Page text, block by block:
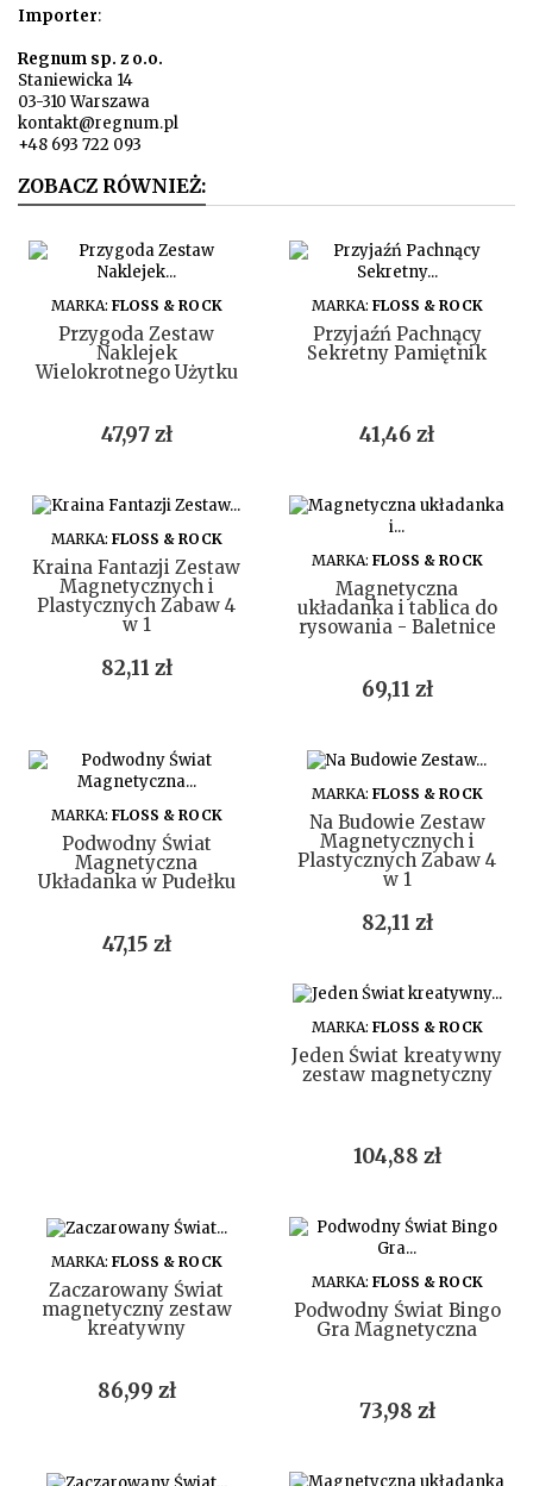
Importer:
Regnum sp. z o.o.
Staniewicka 14
03-310 Warszawa
kontakt@regnum.pl
+48 693 722 093
ZOBACZ RÓWNIEŻ:
DO KOSZYKA
MARKA: FLOSS & ROCK
Przygoda Zestaw
Naklejek
Wielokrotnego Użytku
Cena
47,97 zł
DO KOSZYKA
MARKA: FLOSS & ROCK
Przyjaźń Pachnący
Sekretny Pamiętnik
Cena
41,46 zł
DO KOSZYKA
MARKA: FLOSS & ROCK
Kraina Fantazji Zestaw
Magnetycznych i
Plastycznych Zabaw 4
w 1
Cena
82,11 zł
DO KOSZYKA
MARKA: FLOSS & ROCK
Magnetyczna
układanka i tablica do
rysowania - Baletnice
Cena
69,11 zł
DO KOSZYKA
MARKA: FLOSS & ROCK
Podwodny Świat
Magnetyczna
Układanka w Pudełku
Cena
47,15 zł
DO KOSZYKA
MARKA: FLOSS & ROCK
Na Budowie Zestaw
Magnetycznych i
Plastycznych Zabaw 4
w 1
Cena
82,11 zł
DO KOSZYKA
MARKA: FLOSS & ROCK
Jeden Świat kreatywny
zestaw magnetyczny
Cena
104,88 zł
DO KOSZYKA
MARKA: FLOSS & ROCK
Zaczarowany Świat
magnetyczny zestaw
kreatywny
Cena
86,99 zł
DO KOSZYKA
MARKA: FLOSS & ROCK
Podwodny Świat Bingo
Gra Magnetyczna
Cena
73,98 zł